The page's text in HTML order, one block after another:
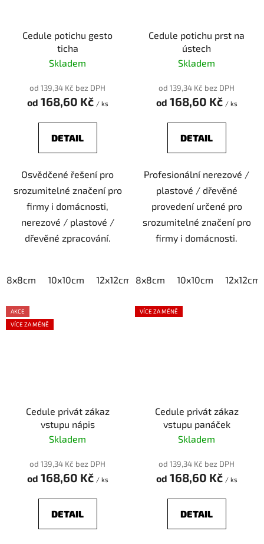
Cedule potichu gesto
ticha
Skladem
od 139,34 Kč bez DPH
od 168,60 Kč / ks
DETAIL
Osvědčené řešení pro
srozumitelné značení pro
firmy i domácnosti,
nerezové / plastové /
dřevěné zpracování.
8x8cm 10x10cm 12x12cm 15x15cm 20x20cm
Cedule potichu prst na
ústech
Skladem
od 139,34 Kč bez DPH
od 168,60 Kč / ks
DETAIL
Profesionální nerezové /
plastové / dřevěné
provedení určené pro
srozumitelné značení pro
firmy i domácnosti.
8x8cm 10x10cm 12x12cm
AKCE
VÍCE ZA MÉNĚ
Cedule privát zákaz
vstupu nápis
Skladem
od 139,34 Kč bez DPH
od 168,60 Kč / ks
DETAIL
VÍCE ZA MÉNĚ
Cedule privát zákaz
vstupu panáček
Skladem
od 139,34 Kč bez DPH
od 168,60 Kč / ks
DETAIL